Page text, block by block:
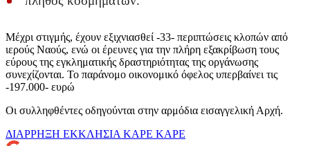
Μέχρι στιγμής, έχουν εξιχνιασθεί -33- περιπτώσεις κλοπών από
ιερούς Ναούς, ενώ οι έρευνες για την πλήρη εξακρίβωση τους
εύρους της εγκληματικής δραστηριότητας της οργάνωσης
συνεχίζονται. Το παράνομο οικονομικό όφελος υπερβαίνει τις
-197.000- ευρώ
Οι συλληφθέντες οδηγούνται στην αρμόδια εισαγγελική Αρχή.
ΔΙΑΡΡΗΞΗ ΕΚΚΛΗΣΙΑ ΚΑΡΕ ΚΑΡΕ